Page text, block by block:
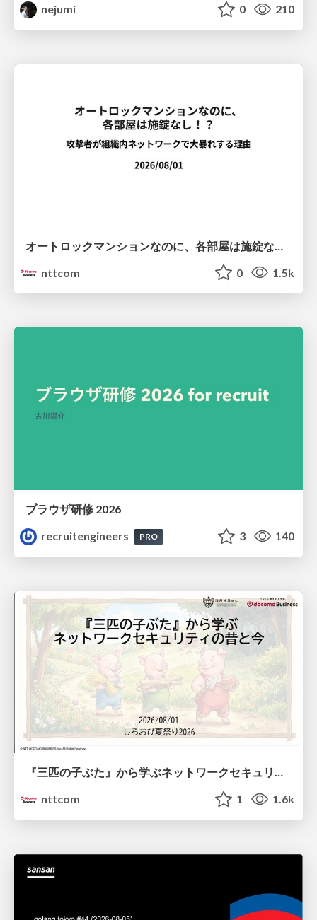
nejumi
0 210
nttcom
0 1.5k
ブラウザ研修 2026
recruitengineers
PRO 3 140
『三匹の子ぶた』から学ぶネットワークセキュリティの昔と今 / Network Security: Then and Now Through the Lens of The Three Little Pigs
nttcom
1 1.6k